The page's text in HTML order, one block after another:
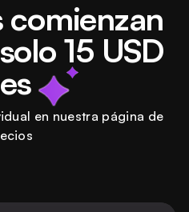
comienzan
15 USD
o
en nuestra página de